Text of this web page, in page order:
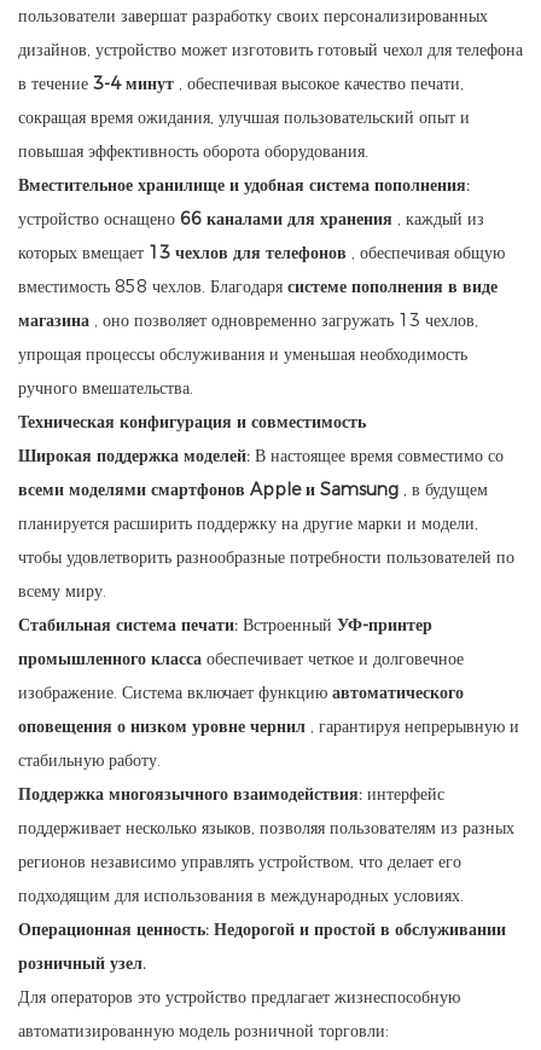
пользователи завершат разработку своих персонализированных
дизайнов, устройство может изготовить готовый чехол для телефона
в течение 3-4 минут , обеспечивая высокое качество печати,
сокращая время ожидания, улучшая пользовательский опыт и
повышая эффективность оборота оборудования.
Вместительное хранилище и удобная система пополнения:
устройство оснащено 66 каналами для хранения , каждый из
которых вмещает 13 чехлов для телефонов , обеспечивая общую
вместимость 858 чехлов. Благодаря системе пополнения в виде
магазина , оно позволяет одновременно загружать 13 чехлов,
упрощая процессы обслуживания и уменьшая необходимость
ручного вмешательства.
Техническая конфигурация и совместимость
Широкая поддержка моделей: В настоящее время совместимо со
всеми моделями смартфонов Apple и Samsung , в будущем
планируется расширить поддержку на другие марки и модели,
чтобы удовлетворить разнообразные потребности пользователей по
всему миру.
Стабильная система печати: Встроенный УФ-принтер
промышленного класса обеспечивает четкое и долговечное
изображение. Система включает функцию автоматического
оповещения о низком уровне чернил , гарантируя непрерывную и
стабильную работу.
Поддержка многоязычного взаимодействия: интерфейс
поддерживает несколько языков, позволяя пользователям из разных
регионов независимо управлять устройством, что делает его
подходящим для использования в международных условиях.
Операционная ценность: Недорогой и простой в обслуживании
розничный узел.
Для операторов это устройство предлагает жизнеспособную
автоматизированную модель розничной торговли: